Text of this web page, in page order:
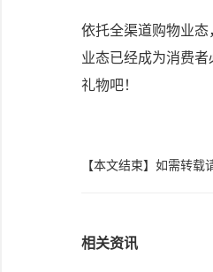
依托全渠道购物业
业态已经成为消费
礼物吧！
【本文结束】如需转
相关资讯